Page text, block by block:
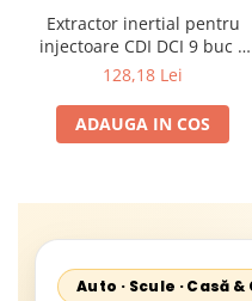
Extractor inertial pentru
injectoare CDI DCI 9 buc +
cutie depozitare
128,18 Lei
ADAUGA IN COS
Auto · Scule · Casă